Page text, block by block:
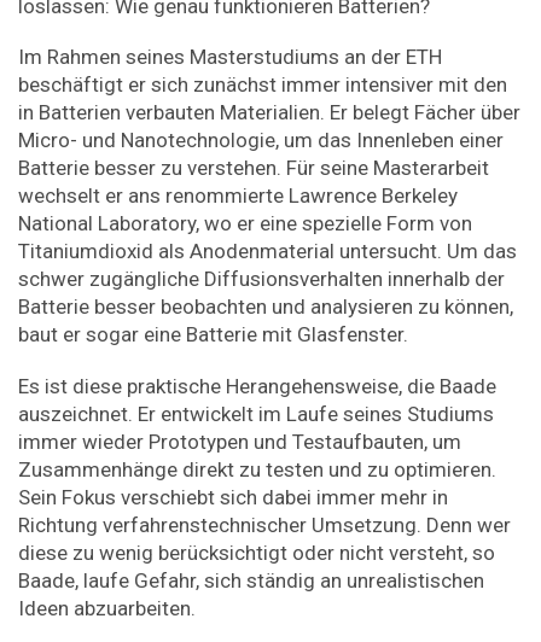
loslassen: Wie genau funktionieren Batterien?
Im Rahmen seines Masterstudiums an der ETH
beschäftigt er sich zunächst immer intensiver mit den
in Batterien verbauten Materialien. Er belegt Fächer über
Micro-​ und Nanotechnologie, um das Innenleben einer
Batterie besser zu verstehen. Für seine Masterarbeit
wechselt er ans renommierte Lawrence Berkeley
National Laboratory, wo er eine spezielle Form von
Titaniumdioxid als Anodenmaterial untersucht. Um das
schwer zugängliche Diffusionsverhalten innerhalb der
Batterie besser beobachten und analysieren zu können,
baut er sogar eine Batterie mit Glasfenster.
Es ist diese praktische Herangehensweise, die Baade
auszeichnet. Er entwickelt im Laufe seines Studiums
immer wieder Prototypen und Testaufbauten, um
Zusammenhänge direkt zu testen und zu optimieren.
Sein Fokus verschiebt sich dabei immer mehr in
Richtung verfahrenstechnischer Umsetzung. Denn wer
diese zu wenig berücksichtigt oder nicht versteht, so
Baade, laufe Gefahr, sich ständig an unrealistischen
Ideen abzuarbeiten.